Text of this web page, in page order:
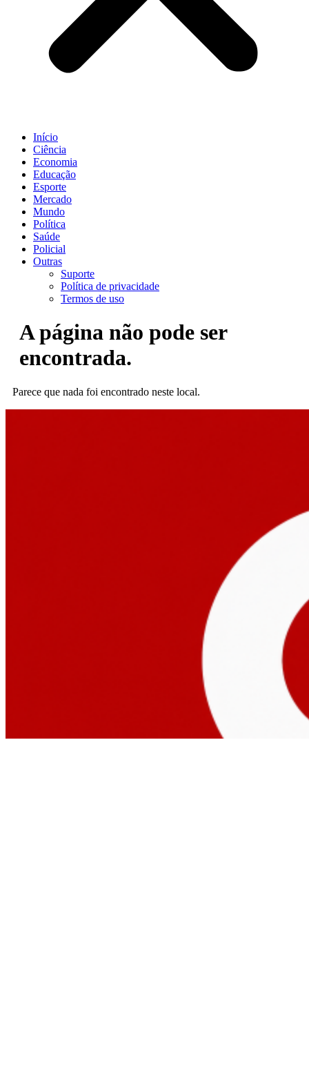
Início
Ciência
Economia
Educação
Esporte
Mercado
Mundo
Política
Saúde
Policial
Outras
Suporte
Política de privacidade
Termos de uso
A página não pode ser
encontrada.
Parece que nada foi encontrado neste local.